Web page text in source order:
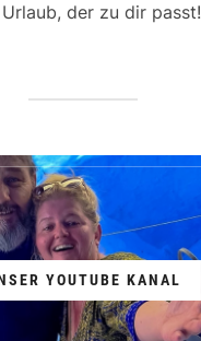
der zu dir passt!
YOUTUBE KANAL